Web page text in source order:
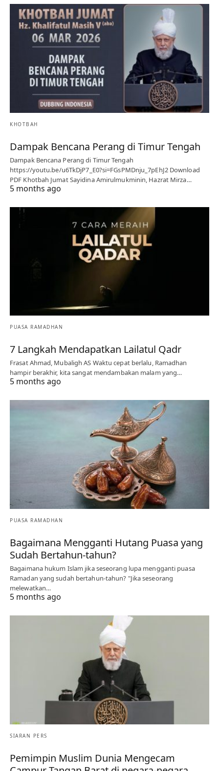
KHOTBAH
Dampak Bencana Perang di Timur Tengah
Dampak Bencana Perang di Timur Tengah
https://youtu.be/u6TkDjP7_E0?si=FGsPMDnju_7pEhJ2 Download
PDF Khotbah Jumat Sayidina Amirulmukminin, Hazrat Mirza…
5 months ago
PUASA RAMADHAN
7 Langkah Mendapatkan Lailatul Qadr
Frasat Ahmad, Mubaligh AS Waktu cepat berlalu, Ramadhan
hampir berakhir, kita sangat mendambakan malam yang…
5 months ago
PUASA RAMADHAN
Bagaimana Mengganti Hutang Puasa yang
Sudah Bertahun-tahun?
Bagaimana hukum Islam jika seseorang lupa mengganti puasa
Ramadan yang sudah bertahun-tahun? "Jika seseorang
melewatkan…
5 months ago
SIARAN PERS
Pemimpin Muslim Dunia Mengecam